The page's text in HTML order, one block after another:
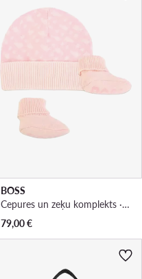
BOSS
Cepures un zeķu komplekts · Rozā
79,00€